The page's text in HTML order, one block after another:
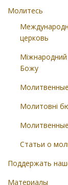
Молитесь
церковь
Міжнародний
Божу
Молитовні
Статьи о
Поддержать
Материалы